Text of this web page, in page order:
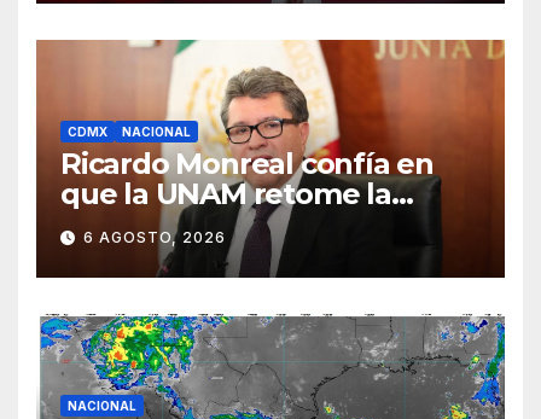
CDMX NACIONAL
Ricardo Monreal confía en
que la UNAM retome la
normalidad e inicie el
semestre mediante el
diálogo
6 AGOSTO, 2026
NACIONAL